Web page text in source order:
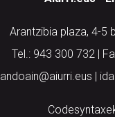
Arantzibia plaza, 4-5
Tel.: 943 300 732 |
andoain@aiurri.eus |